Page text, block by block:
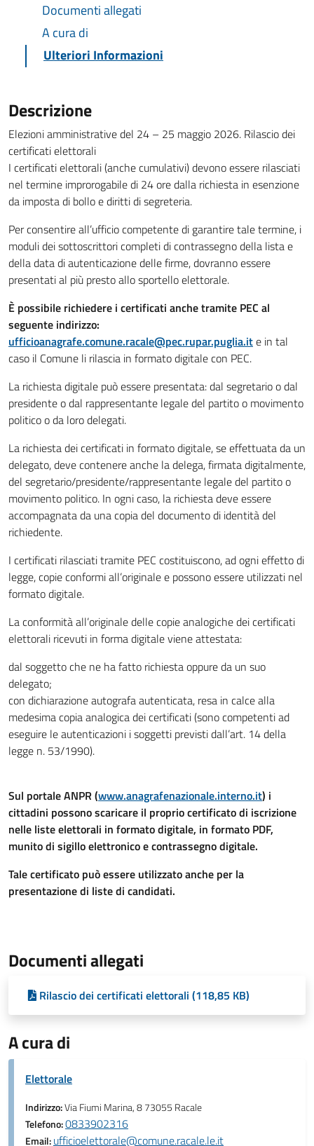
Documenti allegati
A cura di
Ulteriori Informazioni
Descrizione
Elezioni amministrative del 24 – 25 maggio 2026. Rilascio dei
certificati elettorali
I certificati elettorali (anche cumulativi) devono essere rilasciati
nel termine improrogabile di 24 ore dalla richiesta in esenzione
da imposta di bollo e diritti di segreteria.
Per consentire all’ufficio competente di garantire tale termine, i
moduli dei sottoscrittori completi di contrassegno della lista e
della data di autenticazione delle firme, dovranno essere
presentati al più presto allo sportello elettorale.
È possibile richiedere i certificati anche tramite PEC al
seguente indirizzo:
ufficioanagrafe.comune.racale@pec.rupar.puglia.ite in tal
caso il Comune li rilascia in formato digitale con PEC.
La richiesta digitale può essere presentata: dal segretario o dal
presidente o dal rappresentante legale del partito o movimento
politico o da loro delegati.
La richiesta dei certificati in formato digitale, se effettuata da un
delegato, deve contenere anche la delega, firmata digitalmente,
del segretario/presidente/rappresentante legale del partito o
movimento politico. In ogni caso, la richiesta deve essere
accompagnata da una copia del documento di identità del
richiedente.
I certificati rilasciati tramite PEC costituiscono, ad ogni effetto di
legge, copie conformi all’originale e possono essere utilizzati nel
formato digitale.
La conformità all’originale delle copie analogiche dei certificati
elettorali ricevuti in forma digitale viene attestata:
dal soggetto che ne ha fatto richiesta oppure da un suo
delegato;
con dichiarazione autografa autenticata, resa in calce alla
medesima copia analogica dei certificati (sono competenti ad
eseguire le autenticazioni i soggetti previsti dall’art. 14 della
legge n. 53/1990).
Sul portale ANPR (www.anagrafenazionale.interno.it) i
cittadini possono scaricare il proprio certificato di iscrizione
nelle liste elettorali in formato digitale, in formato PDF,
munito di sigillo elettronico e contrassegno digitale.
Tale certificato può essere utilizzato anche per la
presentazione di liste di candidati.
Documenti allegati
Rilascio dei certificati elettorali (118,85 KB)
A cura di
Elettorale
Indirizzo:Via Fiumi Marina, 8 73055 Racale
Telefono:0833902316
Email:ufficioelettorale@comune.racale.le.it